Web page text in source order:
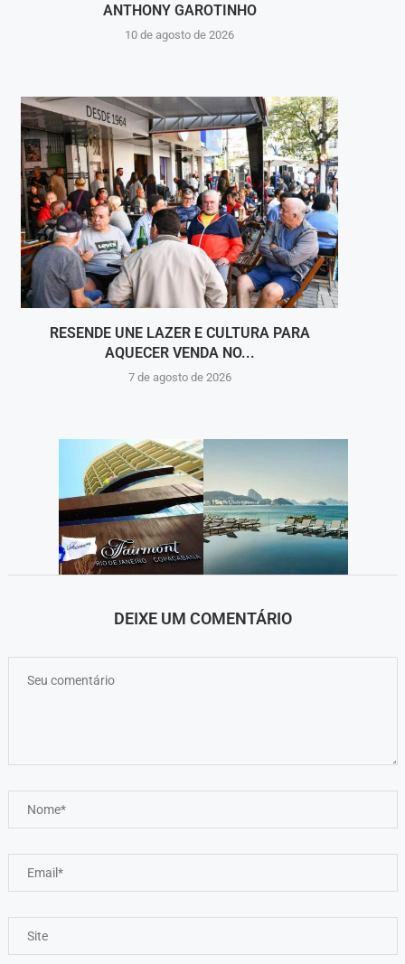
ANTHONY GAROTINHO
10 de agosto de 2026
RESENDE UNE LAZER E CULTURA PARA
AQUECER VENDA NO...
7 de agosto de 2026
DEIXE UM COMENTÁRIO